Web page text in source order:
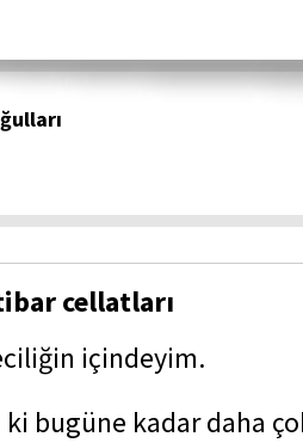
cellatları
içindeyim.
bugüne kadar daha